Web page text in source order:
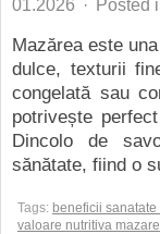
01.2026 · Posted
Mazărea este
dulce, texturii
congelată sau
potrivește
Dincolo de
sănătate, fiind o
Tags: beneficii sanatate
valoare nutritiva mazare